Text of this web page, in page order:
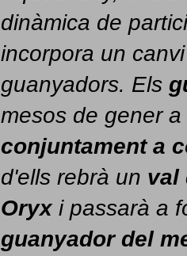
dinàmica de
incorpora un
guanyadors. Els
conjuntament a
d'ells rebrà un val
Oryx i passarà a
guanyador del